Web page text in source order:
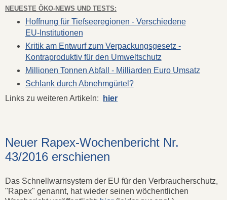
NEUESTE ÖKO-NEWS UND TESTS:
Hoffnung für Tiefseeregionen - Verschiedene
EU-Institutionen
Kritik am Entwurf zum Verpackungsgesetz -
Kontraproduktiv für den Umweltschutz
Millionen Tonnen Abfall - Milliarden Euro Umsatz
Schlank durch Abnehmgürtel?
Links zu weiteren Artikeln:
hier
Neuer Rapex-Wochenbericht Nr.
43/2016 erschienen
Das Schnellwarnsystem der EU für den Verbraucherschutz,
"Rapex" genannt, hat wieder seinen wöchentlichen